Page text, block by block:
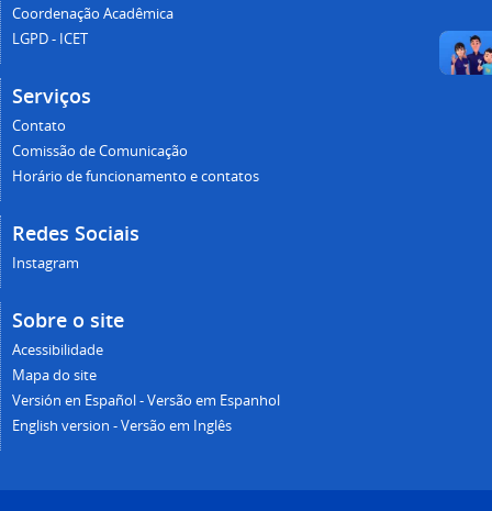
Coordenação Acadêmica
LGPD - ICET
Serviços
Contato
Comissão de Comunicação
Horário de funcionamento e contatos
Redes Sociais
Instagram
Sobre o site
Acessibilidade
Mapa do site
Versión en Español - Versão em Espanhol
English version - Versão em Inglês